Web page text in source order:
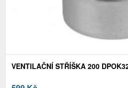
VENTILAČNÍ STŘÍŠKA 200